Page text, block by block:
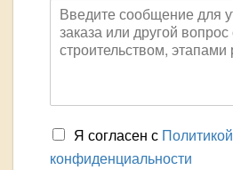
Я согласен с Политикой
конфиденциальности